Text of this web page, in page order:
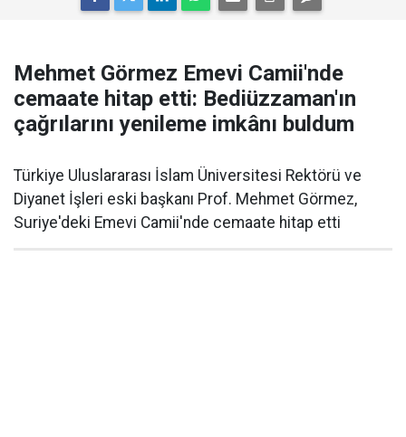
Mehmet Görmez Emevi Camii'nde
cemaate hitap etti: Bediüzzaman'ın
çağrılarını yenileme imkânı buldum
Türkiye Uluslararası İslam Üniversitesi Rektörü ve
Diyanet İşleri eski başkanı Prof. Mehmet Görmez,
Suriye'deki Emevi Camii'nde cemaate hitap etti